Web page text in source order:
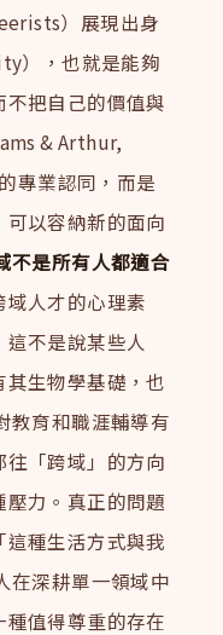
）展現出身
），也就是能夠
把自己的價值與
& Arthur,
專業認同，而是
以容納新的面向
不是所有人都適合
人才的心理素
不是說某些人
其生物學基礎，也
教育和職涯輔導有
「跨域」的方向
力。真正的問題
種生活方式與我
在深耕單一領域中
值得尊重的存在